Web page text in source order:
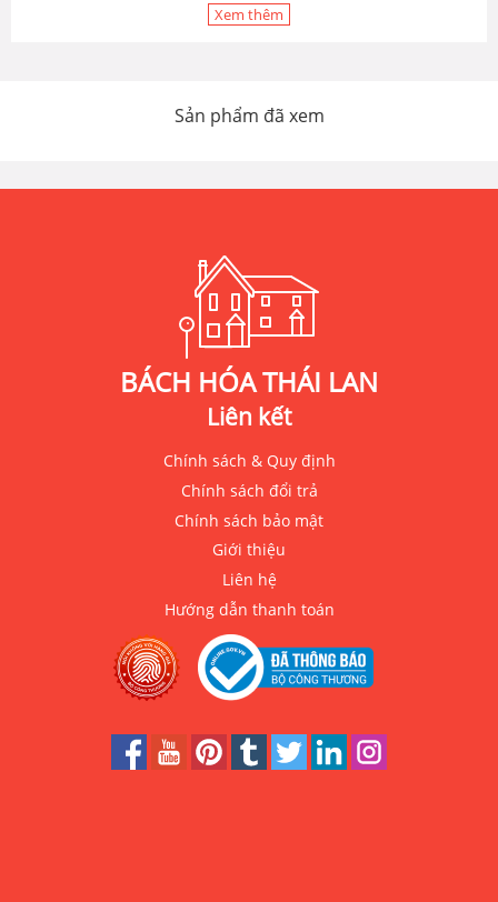
Xem thêm
Sản phẩm đã xem
BÁCH HÓA THÁI LAN
Liên kết
Chính sách & Quy định
Chính sách đổi trả
Chính sách bảo mật
Giới thiệu
Liên hệ
Hướng dẫn thanh toán